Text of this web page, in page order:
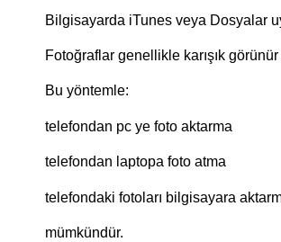
Bilgisayarda iTunes veya Dosyalar
Fotoğraflar genellikle karışık görünür
Bu yöntemle:
telefondan pc ye foto aktarma
telefondan laptopa foto atma
telefondaki fotoları bilgisayara
mümkündür.